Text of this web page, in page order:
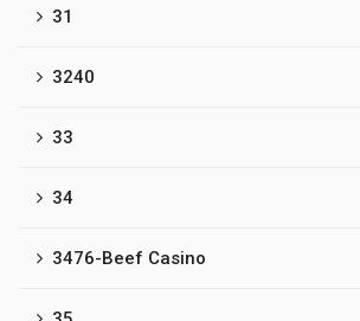
31
3240
33
34
3476-Beef Casino